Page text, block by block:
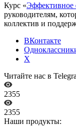
Курс «
руководителям,
коллектив и
ВКонтакте
X
Читайте нас в
2355
2355
Наши продукты: